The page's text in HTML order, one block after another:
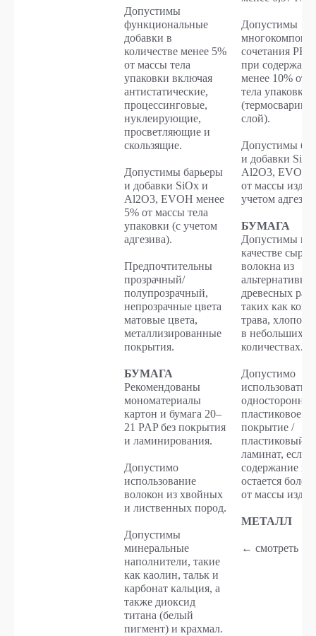
Допустимы
функциональные
добавки в
количестве менее 5%
от массы тела
упаковки включая
антистатические,
процессинговые,
нуклеирующие,
просветляющие и
скользящие.
Допустимы барьеры
и добавки SiOx и
Al2O3, EVOH менее
5% от массы тела
упаковки (с учетом
адгезива).
Предпочтительны
прозрачный/
полупрозрачный,
непрозрачные цвета
матовые цвета,
металлизированные
покрытия.
БУМАГА
Рекомендованы
мономатериалы
картон и бумага 20–
21 PAP без покрытия
и ламинирования.
Допустимо
использование
волокон из хвойных
и лиственных пород.
Допустимы
минеральные
наполнители, такие
как каолин, тальк и
карбонат кальция, а
также диоксид
титана (белый
пигмент) и крахмал.
Допустимы
сочетания
при
менее 10% от
тела упаковки
слой).
Допустимы
и добавки
Al2O3, EVOH
от массы
учетом
БУМАГА
Допустимы в
качестве сырья
волокна из
древесных
таких как
трава, хлопок
в небольших
количествах.
Допустимо
использовать
одностороннее
пластиковое
покрытие /
пластиковый
ламинат, если
содержание
остается более
от массы
МЕТАЛЛ
← смотреть →